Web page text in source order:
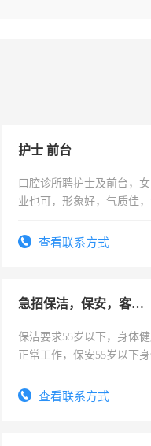
护士 前台
口腔诊所聘护士及前台，
业也可，形象好，气质佳
查看联系方式
急招保洁，保安，客服，工程
保洁要求55岁以下，身体
正常工作，保安55岁以下
录，客服要求45岁以下高中
查看联系方式